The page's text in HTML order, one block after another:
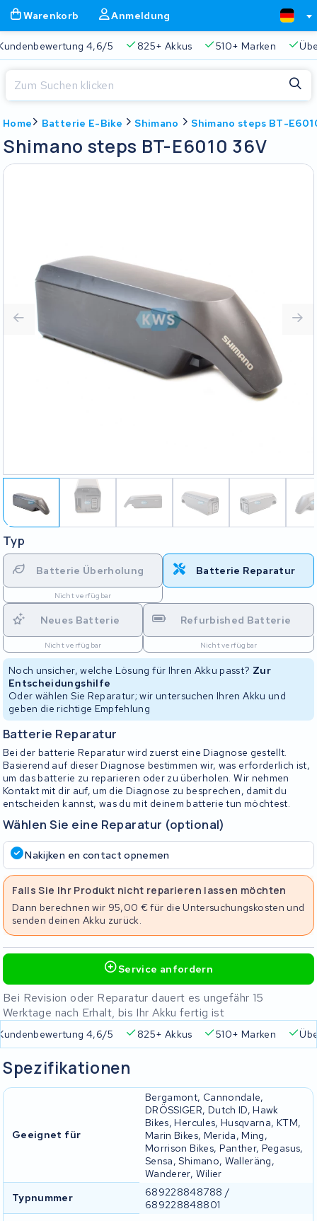
Warenkorb Anmeldung
4,6/5 825+ Akkus 510+ Marken
Home Batterie E-Bike Shimano Shimano steps BT-
Shimano steps BT-E6010 36V
Typ
Batterie Überholung
Nicht verfügbar
Batterie Reparatur
Neues Batterie
Nicht verfügbar
Refurbished Batterie
Nicht verfügbar
Noch unsicher, welche Lösung für Ihren Akku passt? Zur
Entscheidungshilfe
Oder wählen Sie Reparatur; wir untersuchen Ihren Akku und
geben die richtige Empfehlung
Batterie Reparatur
Bei der batterie Reparatur wird zuerst eine Diagnose gestellt.
Basierend auf dieser Diagnose bestimmen wir, was erforderlich ist,
um das batterie zu reparieren oder zu überholen. Wir nehmen
Kontakt mit dir auf, um die Diagnose zu besprechen, damit du
entscheiden kannst, was du mit deinem batterie tun möchtest.
Wählen Sie eine Reparatur (optional)
Nakijken en contact opnemen
Falls Sie Ihr Produkt nicht reparieren lassen möchten
Dann berechnen wir 95,00 € für die Untersuchungskosten und
senden deinen Akku zurück.
Service anfordern
Bei Revision oder Reparatur dauert es ungefähr 15
Werktage nach Erhalt, bis Ihr Akku fertig ist
4,6/5 825+ Akkus 510+ Marken
Spezifikationen
Geeignet für
Bergamont, Cannondale,
DRÖSSIGER, Dutch ID, Hawk
Bikes, Hercules, Husqvarna, KTM,
Marin Bikes, Merida, Ming,
Morrison Bikes, Panther, Pegasus,
Sensa, Shimano, Walleräng,
Wanderer, Wilier
Typnummer
689228848788 /
689228848801
Schließen
Schließen
Beginnen Sie mit der Eingabe in der Suchleiste, um zu suchen